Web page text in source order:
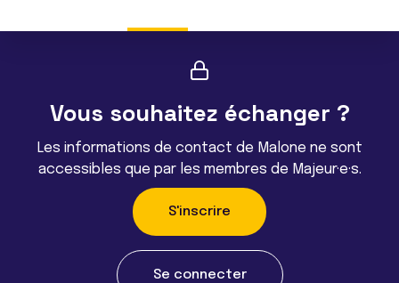
Vous souhaitez échanger ?
Les informations de contact de Malone ne sont
accessibles que par les membres de Majeur·e·s.
S'inscrire
Se connecter